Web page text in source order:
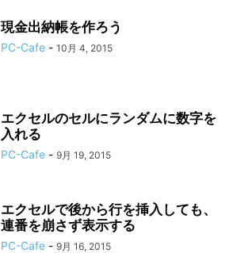
現金出納帳を作ろう
PC-Cafe - 10月 4, 2015
エクセルのセルにランダムに数字を
入れる
PC-Cafe - 9月 19, 2015
エクセルで後から行を挿入しても、
連番を崩さず表示する
PC-Cafe - 9月 16, 2015